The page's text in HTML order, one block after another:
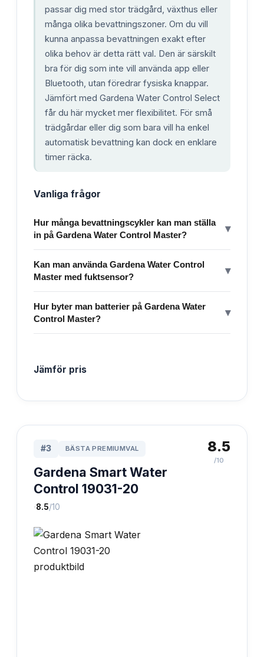
passar dig med stor trädgård, växthus eller
många olika bevattningszoner. Om du vill
kunna anpassa bevattningen exakt efter
olika behov är detta rätt val. Den är särskilt
bra för dig som inte vill använda app eller
Bluetooth, utan föredrar fysiska knappar.
Jämfört med Gardena Water Control Select
får du här mycket mer flexibilitet. För små
trädgårdar eller dig som bara vill ha enkel
automatisk bevattning kan dock en enklare
timer räcka.
Vanliga frågor
Hur många bevattningscykler kan man ställa
in på Gardena Water Control Master?
▾
Kan man använda Gardena Water Control
Master med fuktsensor?
▾
Hur byter man batterier på Gardena Water
Control Master?
▾
Jämför pris
#3 BÄSTA PREMIUMVAL
Gardena Smart Water
Control 19031-20
·8.5/10
8.5
/10